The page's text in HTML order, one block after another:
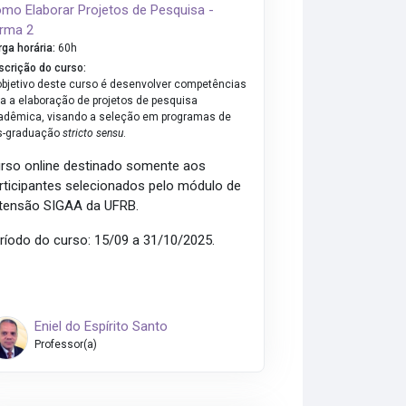
Elaborar Projetos de Pesquisa -
2
horária:60h
do curso:
deste curso é desenvolver competências
a elaboração de projetos de pesquisa
visando a seleção em programas de
graduaçãostricto sensu.
online destinado somente aos
selecionados pelo módulo de
SIGAA da UFRB.
do curso: 15/09 a 31/10/2025.
Eniel do Espírito Santo
Professor(a)